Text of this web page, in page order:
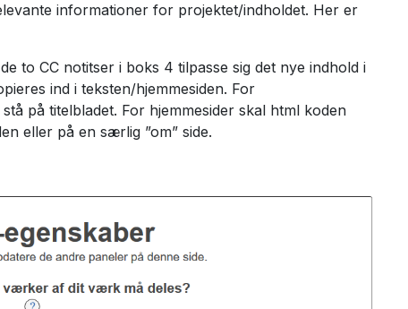
informationer for projektet/indholdet. Her er
to CC notitser i boks 4 tilpasse sig det nye indhold i
ind i teksten/hjemmesiden. For
på titelbladet. For hjemmesider skal html koden
eller på en særlig ”om” side.